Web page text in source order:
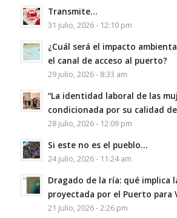
Transmite…
31 julio, 2026 - 12:10 pm
¿Cuál será el impacto
el canal de acceso al puerto?
29 julio, 2026 - 8:33 am
“La identidad laboral de las
condicionada por su calidad
28 julio, 2026 - 12:09 pm
Si este no es el pueblo…
24 julio, 2026 - 11:24 am
Dragado de la ría: qué implica
proyectada por el Puerto para
21 julio, 2026 - 2:26 pm